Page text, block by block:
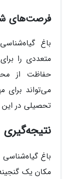
فرصت‌های
باغ
متعددی را
حفاظت از
می‌تواند برای
تحصیلی در این
نتیجه‌گیری
باغ
مکان یک